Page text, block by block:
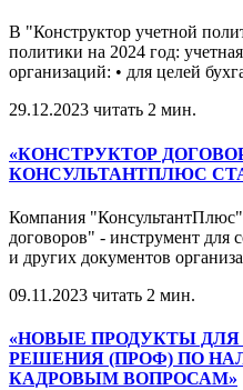
В "Конструктор учетной
политики на 2024 год:
организаций: • для целей
29.12.2023 читать 2 мин.
«КОНСТРУКТОР
КОНСУЛЬТАНТПЛЮС
Компания
договоров" - инструмент для
и других документов
09.11.2023 читать 2 мин.
«НОВЫЕ ПРОДУКТЫ ДЛЯ
РЕШЕНИЯ (ПРОФ) ПО
КАДРОВЫМ ВОПРОСАМ»